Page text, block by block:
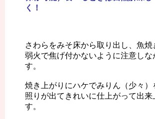
く！
さわらをみそ床から取り出し、魚焼
弱火で焦げ付かないように注意しな
す。
焼き上がりにハケでみりん（少々）
照りが出てきれいに仕上がって出来
す。